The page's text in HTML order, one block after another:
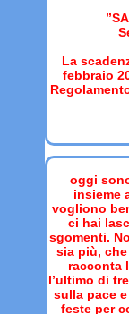
La
febbraio
oggi
insieme
vogliono
ci hai
sgomenti.
sia più,
racconta
l’ultimo di
sulla pace
feste per